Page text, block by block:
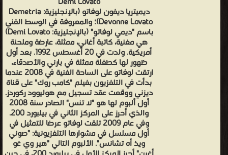
ديميتريا ديفون لوفاتو (بالإنجليزية: Demetria
Devonne Lovato)؛ والمعروفة في الوسط الفني
باسم "ديمي لوفاتو" (بالإنجليزية: Demi Lovato)
هي مغنية، كاتبة أغاني، ممثلة، عارضة وملحنة
أمريكية. ولدت في 20 أغسطس 1992. بعد أول
ظهور لها كطفلة ممثلة في بارني والأصدقاء،
ارتقت لوفاتو على الساحة الفنية في 2008 عندما
بدأت في التلفزيون بفيلم "كامب روك" على قناة
ديزني ووقعت عقد تسجيل مع هوليوود ركوردز.
أول ألبوم لها هو "لا تنس" الصادر سنة 2008
والذي أحرز على المركز الثاني في بيلبورد 200.
وفي عام 2009 تلقت لوفاتو عرضا للتمثيل في
أول مسلسل في مشوارها التلفزيونية: "صوني
ويذ أه تشانس". الألبوم التالي "هير وي غو